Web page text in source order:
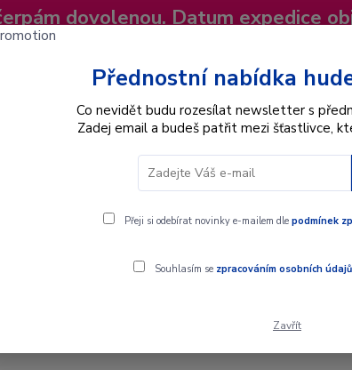
dovolenou. Datum expedice
styly Interpret
Torpedo / ANbRX - CD
Torpedo / ANbRX - CD
Přednostní nabídka
Co nevidět budu rozesílat newsletter s
Zadej email a budeš patřit mezi šťastlivce,
Přeji si odebírat novinky e-mailem dle podmínek
Souhlasím se zpracováním osobních údajů
Zavřít